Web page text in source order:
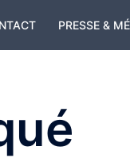
PRESSE &